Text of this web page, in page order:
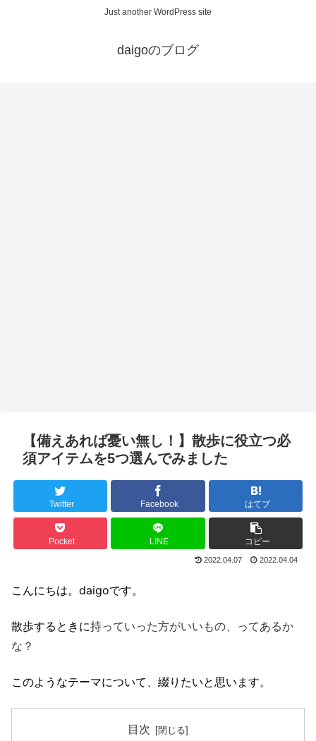
Just another WordPress site
daigoのブログ
【備えあれば憂い無し！】散歩に役立つ必
須アイテムを5つ選んでみました
Twitter Facebook はてブ
Pocket LINE コピー
2022.04.07 2022.04.04
こんにちは。daigoです。
散歩するときに持っていった方がいいもの、ってあるか
な？
このようなテーマについて、綴りたいと思います。
目次